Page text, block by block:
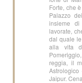
Forte, che
Palazzo
insieme
lavorate,
dal quale
alla vita
reggia, il
Jaipur.